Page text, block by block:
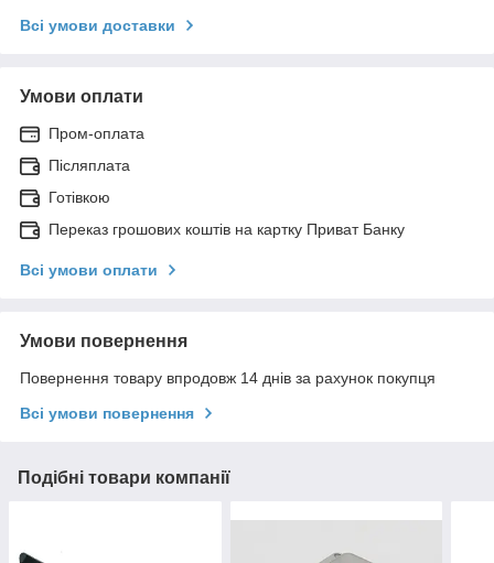
Всі умови доставки
Умови оплати
Пром-оплата
Післяплата
Готівкою
Переказ грошових коштів на картку Приват Банку
Всі умови оплати
Умови повернення
Повернення товару впродовж 14 днів за рахунок покупця
Всі умови повернення
Подібні товари компанії